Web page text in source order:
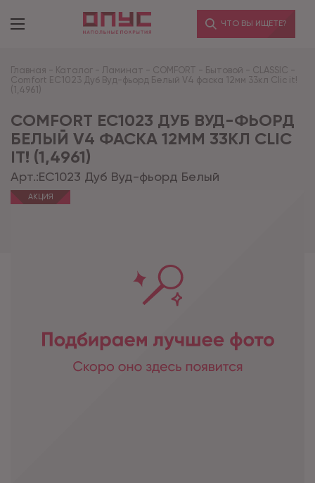
ЧТО ВЫ ИЩЕТЕ?
Главная - Каталог - Ламинат - COMFORT - Бытовой - CLASSIC -
Comfort EC1023 Дуб Вуд-фьорд Белый V4 фаска 12мм 33кл Clic it!
(1,4961)
COMFORT EC1023 ДУБ ВУД-ФЬОРД
БЕЛЫЙ V4 ФАСКА 12ММ 33КЛ CLIC
IT! (1,4961)
Арт.:EC1023 Дуб Вуд-фьорд Белый
АКЦИЯ